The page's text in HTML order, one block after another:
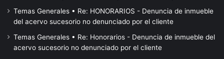
Temas Generales • Re: HONORARIOS - Denuncia de inmueble
del acervo sucesorio no denunciado por el cliente
Temas Generales • Re: Honorarios - Denuncia de inmueble del
acervo sucesorio no denunciado por el cliente